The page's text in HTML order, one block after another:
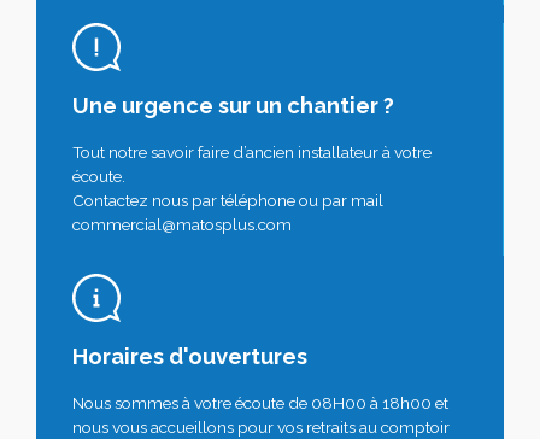
Une urgence sur un chantier ?
Tout notre savoir faire d’ancien installateur à votre
écoute.
Contactez nous par téléphone ou par mail
commercial@matosplus.com
Horaires d'ouvertures
Nous sommes à votre écoute de 08H00 à 18h00 et
nous vous accueillons pour vos retraits au comptoir